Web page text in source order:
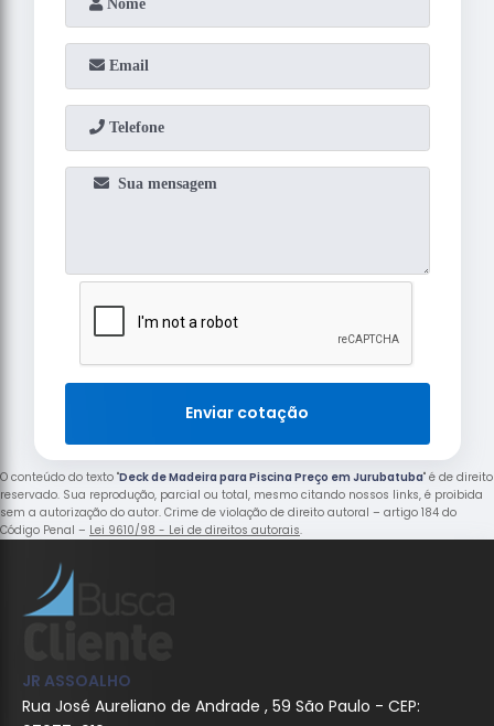
Enviar cotação
O conteúdo do texto "Deck de Madeira para Piscina Preço em Jurubatuba" é de direito
reservado. Sua reprodução, parcial ou total, mesmo citando nossos links, é proibida
sem a autorização do autor. Crime de violação de direito autoral – artigo 184 do
Código Penal – Lei 9610/98 - Lei de direitos autorais.
JR ASSOALHO
Rua José Aureliano de Andrade , 59 São Paulo - CEP: